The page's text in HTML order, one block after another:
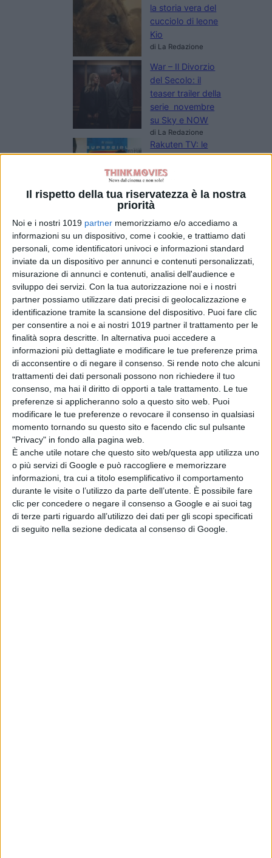
Il rispetto della tua riservatezza è la nostra
priorità
Noi e i nostri 1019 partner memorizziamo e/o accediamo a
informazioni su un dispositivo, come i cookie, e trattiamo dati
personali, come identificatori univoci e informazioni standard
inviate da un dispositivo per annunci e contenuti personalizzati,
misurazione di annunci e contenuti, analisi dell'audience e
sviluppo dei servizi. Con la tua autorizzazione noi e i nostri
partner possiamo utilizzare dati precisi di geolocalizzazione e
identificazione tramite la scansione del dispositivo. Puoi fare clic
per consentire a noi e ai nostri 1019 partner il trattamento per le
finalità sopra descritte. In alternativa puoi accedere a
informazioni più dettagliate e modificare le tue preferenze prima
di acconsentire o di negare il consenso. Si rende noto che alcuni
trattamenti dei dati personali possono non richiedere il tuo
consenso, ma hai il diritto di opporti a tale trattamento. Le tue
preferenze si applicheranno solo a questo sito web. Puoi
modificare le tue preferenze o revocare il consenso in qualsiasi
momento tornando su questo sito e facendo clic sul pulsante
"Privacy" in fondo alla pagina web.
È anche utile notare che questo sito web/questa app utilizza uno
o più servizi di Google e può raccogliere e memorizzare
informazioni, tra cui a titolo esemplificativo il comportamento
durante le visite o l’utilizzo da parte dell’utente. È possibile fare
clic per concedere o negare il consenso a Google e ai suoi tag
di terze parti riguardo all’utilizzo dei dati per gli scopi specificati
di seguito nella sezione dedicata al consenso di Google.
la storia vera del
cucciolo di leone
Kio
di La Redazione
War – Il Divorzio
del Secolo: il
teaser trailer della
serie novembre
su Sky e NOW
di La Redazione
Rakuten TV: le
novità di agosto
di La Redazione
Zelda: l’attore
aveva completato
le riprese prima
della morte
di Emanuela Giuliani
Chi siamo Contatti Privacy Policy
Cookie Policy
Emanuela Giuliani CFGLNMNL77T43L639Disclaimer